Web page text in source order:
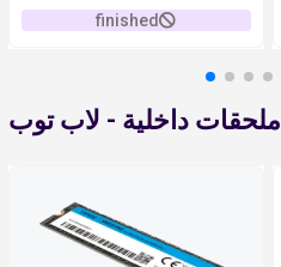
finished
ملحقات داخلية - لاب توب